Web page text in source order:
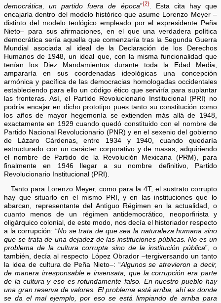
democrática, un partido fuera de época”{2}. Esta cita hay que
encajarla dentro del modelo histórico que asume Lorenzo Meyer –
distinto del modelo teológico empleado por el expresidente Peña
Nieto– para sus afirmaciones, en el que una verdadera política
democrática sería aquella que comenzaría tras la Segunda Guerra
Mundial asociada al ideal de la Declaración de los Derechos
Humanos de 1948, un ideal que, con la misma funcionalidad que
tenían los Diez Mandamientos durante toda la Edad Media,
ampararía en sus coordenadas ideológicas una concepción
armónica y pacífica de las democracias homologadas occidentales
estableciendo para ello un código ético que serviría para suplantar
las fronteras. Así, el Partido Revolucionario Institucional (PRI) no
podría encajar en dicho prototipo pues tanto su constitución como
los años de mayor hegemonía se extienden más allá de 1948,
exactamente en 1929 cuando quedó constituido con el nombre de
Partido Nacional Revolucionario (PNR) y en el sexenio del gobierno
de Lázaro Cárdenas, entre 1934 y 1940, cuando quedaría
estructurado con un carácter corporativo y de masas, adquiriendo
el nombre de Partido de la Revolución Mexicana (PRM), para
finalmente en 1946 llegar a su nombre definitivo, Partido
Revolucionario Institucional (PRI).
Tanto para Lorenzo Meyer, como para la 4T, el sustrato corrupto
hay que situarlo en el mismo PRI, y en las instituciones que lo
abarcan, representante del Antiguo Régimen en la actualidad, o
cuanto menos de un régimen antidemocrático, neoporfirista y
oligárquico colonial, de este modo, nos decía el historiador respecto
a la corrupción: “No se trata de que sea la naturaleza humana sino
que se trata de una dejadez de las instituciones públicas. No es un
problema de la cultura corrupta sino de la institución pública”, o
también, decía al respecto López Obrador –tergiversando un tanto
la idea de cultura de Peña Nieto–: “Algunos se atrevieron a decir,
de manera irresponsable e insensata, que la corrupción era parte
de la cultura y eso es rotundamente falso. En nuestro pueblo hay
una gran reserva de valores. El problema está arriba, ahí es donde
se da el mal ejemplo, por eso se está limpiando de arriba para